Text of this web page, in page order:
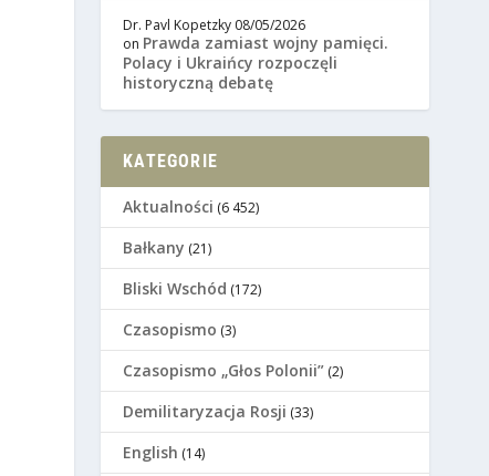
Dr. Pavl Kopetzky 08/05/2026
on Prawda zamiast wojny pamięci.
Polacy i Ukraińcy rozpoczęli
historyczną debatę
KATEGORIE
Aktualności (6 452)
Bałkany (21)
Bliski Wschód (172)
Czasopismo (3)
Czasopismo „Głos Polonii” (2)
Demilitaryzacja Rosji (33)
English (14)